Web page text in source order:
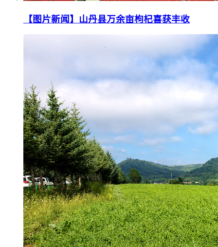
【图片新闻】山丹县万余亩枸杞喜获丰收